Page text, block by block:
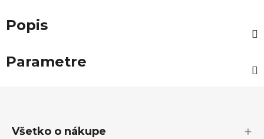
Popis
Parametre
Všetko o nákupe